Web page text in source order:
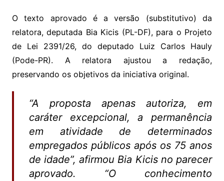
O texto aprovado é a versão (substitutivo) da
relatora, deputada Bia Kicis (PL-DF), para o Projeto
de Lei 2391/26, do deputado Luiz Carlos Hauly
(Pode-PR). A relatora ajustou a redação,
preservando os objetivos da iniciativa original.
“A proposta apenas autoriza, em
caráter excepcional, a permanência
em atividade de determinados
empregados públicos após os 75 anos
de idade”, afirmou Bia Kicis no parecer
aprovado. “O conhecimento